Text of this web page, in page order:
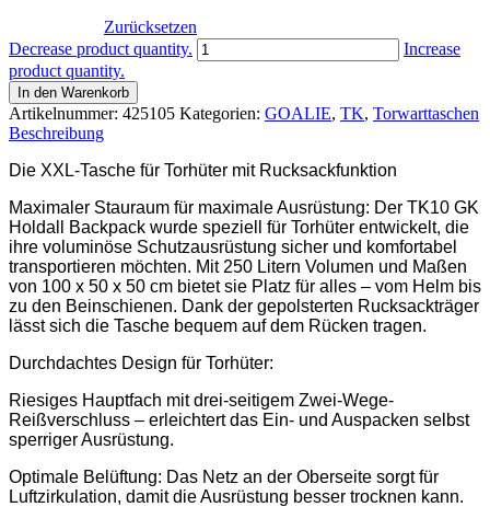
Zurücksetzen
Decrease product quantity. TK10
TORWART-
SENIOR
Menge
Increase
product quantity.
In den Warenkorb
Artikelnummer: 425105 Kategorien: GOALIE, TK, Torwarttaschen
Beschreibung
Die XXL-Tasche für Torhüter mit Rucksackfunktion
Maximaler Stauraum für maximale Ausrüstung: Der TK10 GK
Holdall Backpack wurde speziell für Torhüter entwickelt, die
ihre voluminöse Schutzausrüstung sicher und komfortabel
transportieren möchten. Mit 250 Litern Volumen und Maßen
von 100 x 50 x 50 cm bietet sie Platz für alles – vom Helm bis
zu den Beinschienen. Dank der gepolsterten Rucksackträger
lässt sich die Tasche bequem auf dem Rücken tragen.
Durchdachtes Design für Torhüter:
Riesiges Hauptfach mit drei-seitigem Zwei-Wege-
Reißverschluss – erleichtert das Ein- und Auspacken selbst
sperriger Ausrüstung.
Optimale Belüftung: Das Netz an der Oberseite sorgt für
Luftzirkulation, damit die Ausrüstung besser trocknen kann.